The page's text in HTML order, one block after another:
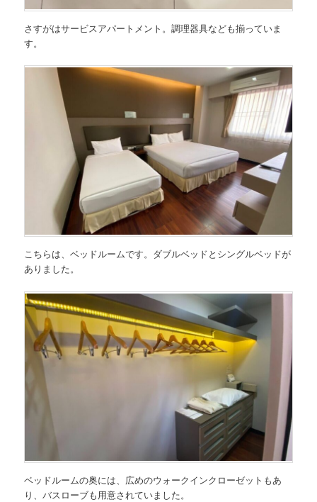
さすがはサービスアパートメント。調理器具なども揃っていま
す。
こちらは、ベッドルームです。ダブルベッドとシングルベッドが
ありました。
ベッドルームの奥には、広めのウォークインクローゼットもあ
り、バスローブも用意されていました。